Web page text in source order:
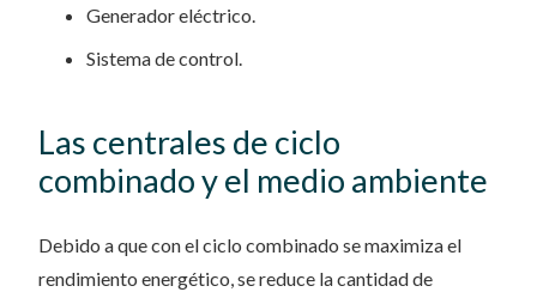
Generador eléctrico.
Sistema de control.
Las centrales de ciclo
combinado y el medio ambiente
Debido a que con el ciclo combinado se maximiza el
rendimiento energético, se reduce la cantidad de